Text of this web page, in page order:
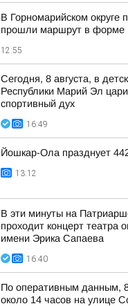
В Горномарийском округе
прошли маршрут в форме
12:55
Сегодня, 8 августа, в
Республики Марий Эл
спортивный дух
16:49
Йошкар-Ола празднует
13:12
В эти минуты на
проходит концерт театра
имени Эрика Сапаева
16:40
По оперативным данным, 8
около 14 часов на улице